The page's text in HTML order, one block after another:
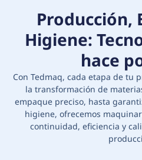
Producción,
Higiene:
hace
Con Tedmaq, cada etapa de tu
la transformación de
empaque preciso, hasta
higiene, ofrecemos
continuidad, eficiencia y